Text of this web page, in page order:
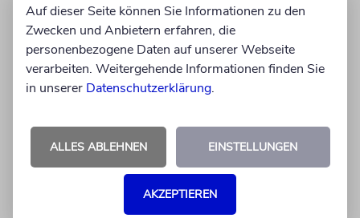
07.08.2026
Auf dieser Seite können Sie Informationen zu den
Zwecken und Anbietern erfahren, die
personenbezogene Daten auf unserer Webseite
verarbeiten. Weitergehende Informationen finden Sie
in unserer Datenschutzerklärung.
ALLES ABLEHNEN EINSTELLUNGEN
AKZEPTIEREN